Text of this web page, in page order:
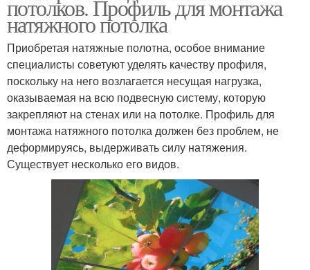
потолков. Профиль для монтажа
натяжного потолка
Приобретая натяжные полотна, особое внимание
специалисты советуют уделять качеству профиля,
поскольку на него возлагается несущая нагрузка,
оказываемая на всю подвесную систему, которую
закрепляют на стенах или на потолке. Профиль для
монтажа натяжного потолка должен без проблем, не
деформируясь, выдерживать силу натяжения.
Существует несколько его видов.